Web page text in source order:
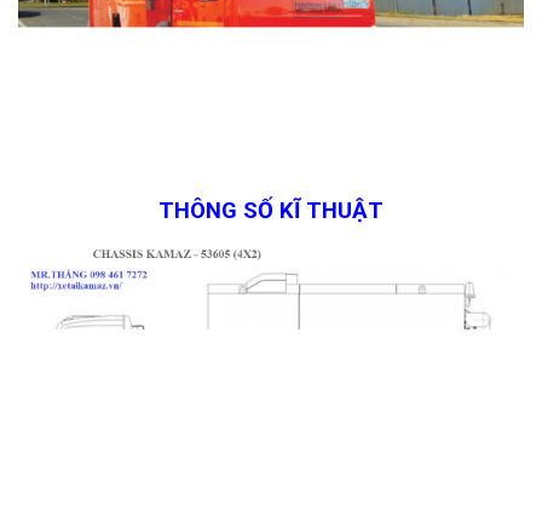
THÔNG SỐ KĨ THUẬT